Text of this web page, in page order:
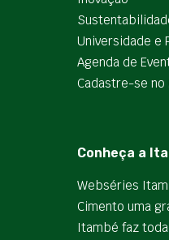
Universidade e
Agenda de
Cadastre-se no
Conheça a
Webséries
Cimento uma
Itambé faz